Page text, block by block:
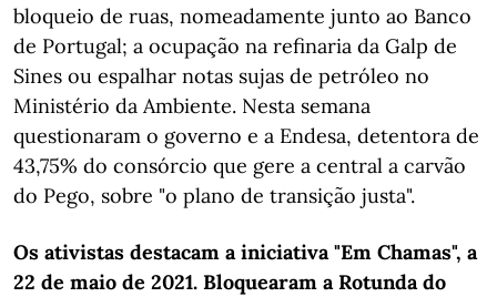
bloqueio de ruas, nomeadamente junto ao Banco
de Portugal; a ocupação na refinaria da Galp de
Sines ou espalhar notas sujas de petróleo no
Ministério da Ambiente. Nesta semana
questionaram o governo e a Endesa, detentora de
43,75% do consórcio que gere a central a carvão
do Pego, sobre "o plano de transição justa".
Os ativistas destacam a iniciativa "Em Chamas", a
22 de maio de 2021. Bloquearam a Rotunda do